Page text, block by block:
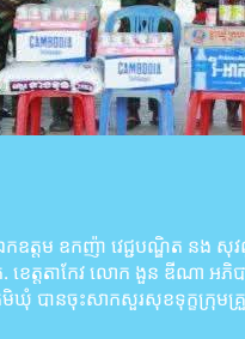
ឧកញ៉ា វេជ្ជបណ្ឌិត នង សុវណ្ណរ័
ត្តតាកែវ លោក ងួន ឌីណា អភិ
ឃុំ បានចុះសាកសួរសុខទុក្ខក្រុមគ្